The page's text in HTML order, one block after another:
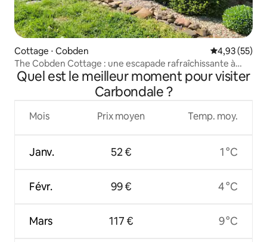
Cottage ⋅ Cobden Évaluation
4,93 (55)
The Cobden Cottage : une escapade rafraîchissante à
l'âme
Quel est le meilleur moment pour visiter
Carbondale ?
Mois
Janv.
Févr.
Mars
Prix moyen
52 €
99 €
117 €
Temp. moy.
1 °C
4 °C
9 °C